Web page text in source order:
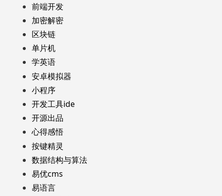
前端开发
加密解密
区块链
单片机
学英语
安卓模拟器
小程序
开发工具ide
开源出品
心得感悟
按键精灵
数据结构与算法
易优cms
易语言